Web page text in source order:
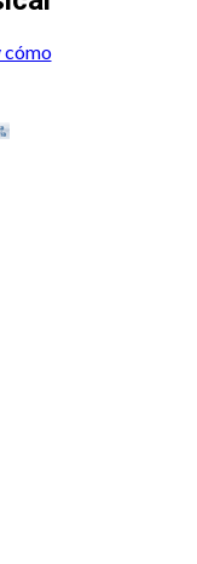
cómo